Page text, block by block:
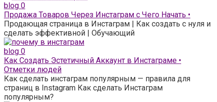
blog 0
Продажа Товаров Через Инстаграм с Чего Начать •
Продающая страница в Инстаграм | Как создать с нуля и
сделать эффективной | Обучающий
blog 0
Как Создать Эстетичный Аккаунт в Инстаграме •
Отметки людей
Как сделать инстаграм популярным — правила для
страниц в Instagram Как сделать Инстаграм
популярным?